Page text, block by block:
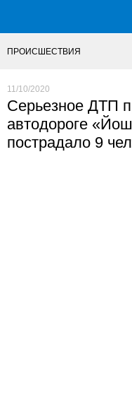
ПРОИСШЕСТВИЯ
11/10/2020
Серьезное ДТП
автодороге
пострадало 9